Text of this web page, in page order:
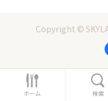
Copyright ©
ホ
ー
ホーム 索
検索